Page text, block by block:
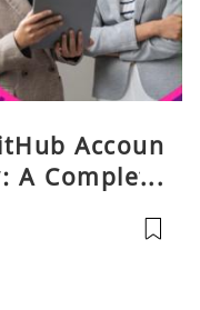
Accoun
A Complete